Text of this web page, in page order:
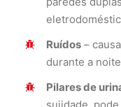
Ruídos –
durante a noite
Pilares de